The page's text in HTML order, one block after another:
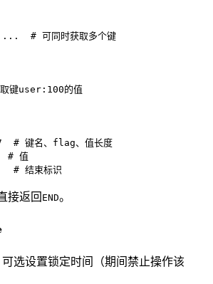
# 可同时获取多个键
user:100的值
# 键名、flag、值长度
值
结束标识
接返回 END。
选设置锁定时间（期间禁止操作该